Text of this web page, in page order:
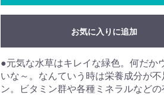
お気に入りに追加
●元気な水草はキレイな緑色。何だか
いな～。なんていう時は栄養成分が不
ン。ビタミン群や各種ミネラルなど